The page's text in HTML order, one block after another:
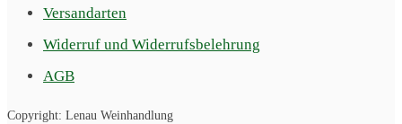
Versandarten
Widerruf und Widerrufsbelehrung
AGB
Copyright: Lenau Weinhandlung